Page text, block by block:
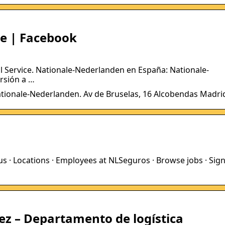
| Facebook
Nationale-Nederlanden en España: Nationale-
a …
Nederlanden. Av de Bruselas, 16 Alcobendas
· Locations · Employees at NLSeguros · Browse jobs ·
– Departamento de logística